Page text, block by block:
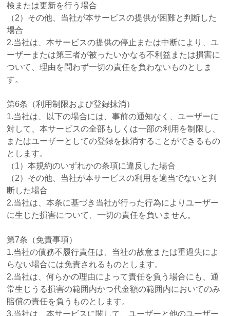
検または更新を行う場合
（2）その他、当社が本サービスの提供が困難と判断した
場合
2.当社は、本サービスの提供の停止または中断により、ユ
ーザーまたは第三者が被ったいかなる不利益または損害に
ついて、理由を問わず一切の責任を負わないものとしま
す。
第6条（利用制限および登録抹消）
1.当社は、以下の場合には、事前の通知なく、ユーザーに
対して、本サービスの全部もしくは一部の利用を制限し、
またはユーザーとしての登録を抹消することができるもの
とします。
（1）本規約のいずれかの条項に違反した場合
（2）その他、当社が本サービスの利用を適当でないと判
断した場合
2.当社は、本条に基づき当社が行った行為によりユーザー
に生じた損害について、一切の責任を負いません。
第7条（免責事項）
1.当社の債務不履行責任は、当社の故意または重過失によ
らない場合には免責されるものとします。
2.当社は、何らかの理由によって責任を負う場合にも、通
常生じうる損害の範囲内かつ代金額の範囲内においてのみ
賠償の責任を負うものとします。
3.当社は、本サービスに関して、ユーザーと他のユーザー